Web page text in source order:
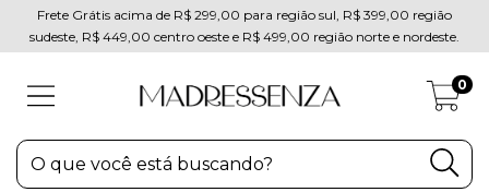
Frete Grátis acima de R$ 299,00 para região sul, R$ 399,00 região
sudeste, R$ 449,00 centro oeste e R$ 499,00 região norte e nordeste.
0